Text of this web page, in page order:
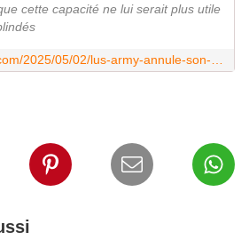
cette capacité ne lui serait plus utile